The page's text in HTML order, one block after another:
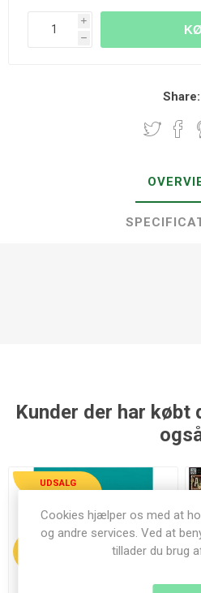
i
h
Share:
Kunder der har købt
UDSALG
Cookies hjælper os med at
og andre services. Ved at
tillader du brug